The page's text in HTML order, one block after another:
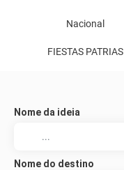
Nacional
FIESTAS PATRIAS
Nome da ideia
Nome do destino